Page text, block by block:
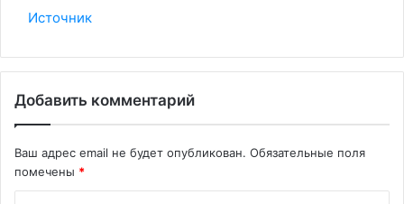
Источник
Добавить комментарий
Ваш адрес email не будет опубликован. Обязательные поля
помечены *